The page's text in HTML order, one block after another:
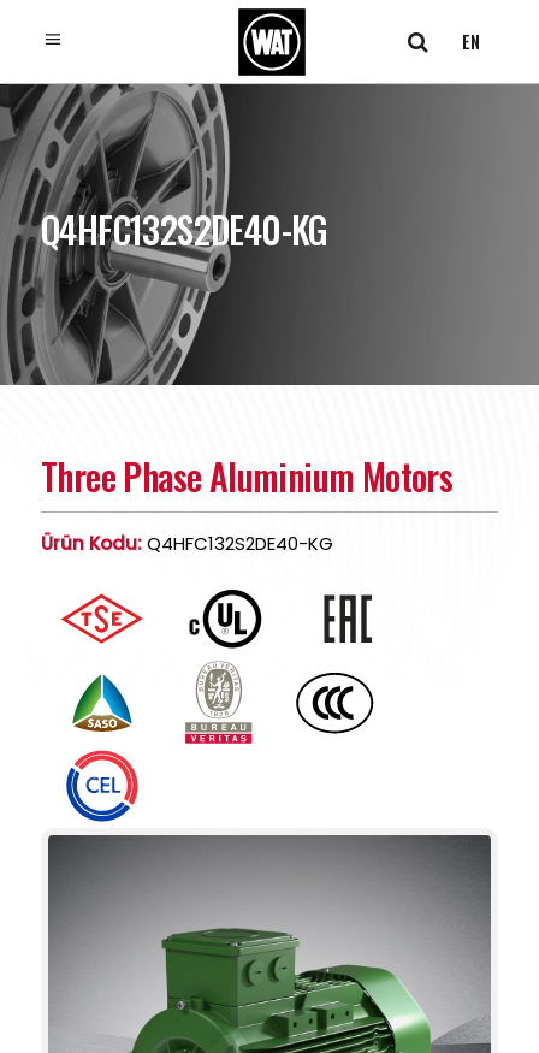
EN
Q4HFC132S2DE40-KG
Three Phase Aluminium Motors
Ürün Kodu:Q4HFC132S2DE40-KG